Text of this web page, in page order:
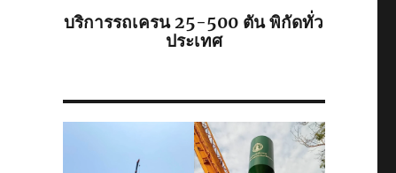
บริการรถเครน 25-500 ตัน พิกัดทั่ว
ประเทศ